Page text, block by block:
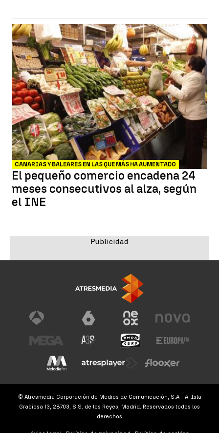
CANARIAS Y BALEARES EN LAS QUE MÁS HA AUMENTADO
El pequeño comercio encadena 24
meses consecutivos al alza, según
el INE
© Atresmedia Corporación de Medios de Comunicación, S.A - A. Isla
Graciosa 13, 28703, S.S. de los Reyes, Madrid. Reservados todos los
derechos